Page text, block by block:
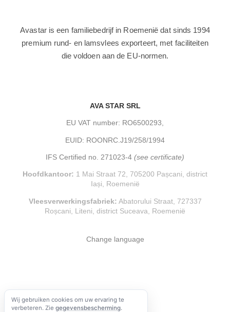
Avastar is een familiebedrijf in Roemenië dat sinds 1994
premium rund- en lamsvlees exporteert, met faciliteiten
die voldoen aan de EU-normen.
AVA STAR SRL
EU VAT number: RO6500293,
EUID: ROONRC.J19/258/1994
IFS Certified no. 271023-4 (see certificate)
Hoofdkantoor: 1 Mai Straat 72, 705200 Pașcani, district
Iași, Roemenië
Vleesverwerkingsfabriek: Abatorului Straat, 727337
Roșcani, Liteni, district Suceava, Roemenië
Change language
Wij gebruiken cookies om uw ervaring te
verbeteren. Zie gegevensbescherming.